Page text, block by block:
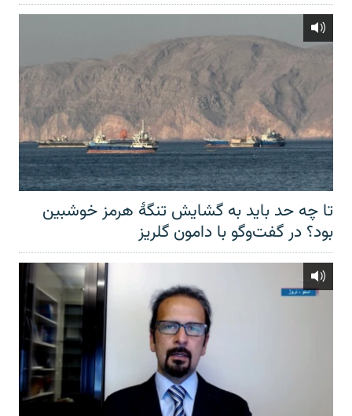
تا چه حد باید به گشایش تنگهٔ هرمز خوشبین
بود؟ در گفت‌وگو با دامون گلریز